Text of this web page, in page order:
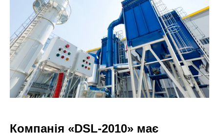
Компанія «DSL-2010» має